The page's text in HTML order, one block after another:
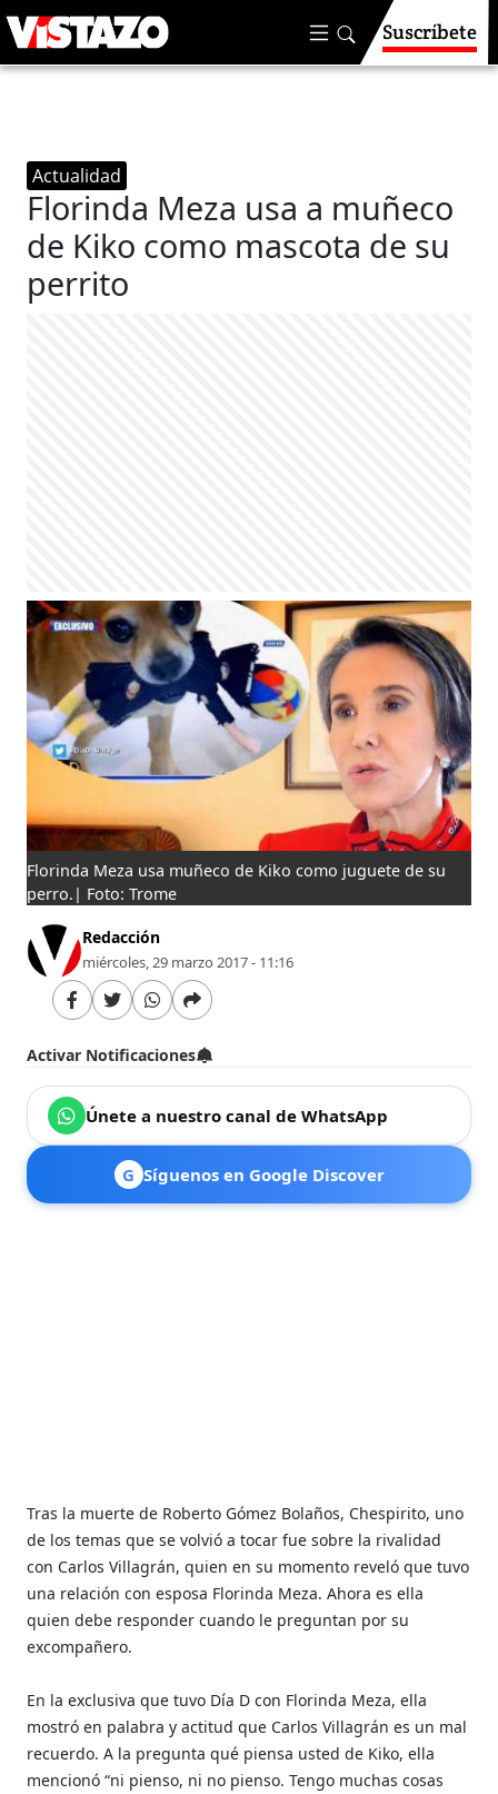
Suscríbete
Actualidad
Florinda Meza usa a muñeco
de Kiko como mascota de su
perrito
Florinda Meza usa muñeco de Kiko como juguete de su
perro.| Foto: Trome
Redacción
miércoles, 29 marzo 2017 - 11:16
Activar Notificaciones
Únete a nuestro canal de WhatsApp
G Síguenos en Google Discover
Tras la muerte de Roberto Gómez Bolaños, Chespirito, uno
de los temas que se volvió a tocar fue sobre la rivalidad
con Carlos Villagrán, quien en su momento reveló que tuvo
una relación con esposa Florinda Meza. Ahora es ella
quien debe responder cuando le preguntan por su
excompañero.
En la exclusiva que tuvo Día D con Florinda Meza, ella
mostró en palabra y actitud que Carlos Villagrán es un mal
recuerdo. A la pregunta qué piensa usted de Kiko, ella
mencionó “ni pienso, ni no pienso. Tengo muchas cosas